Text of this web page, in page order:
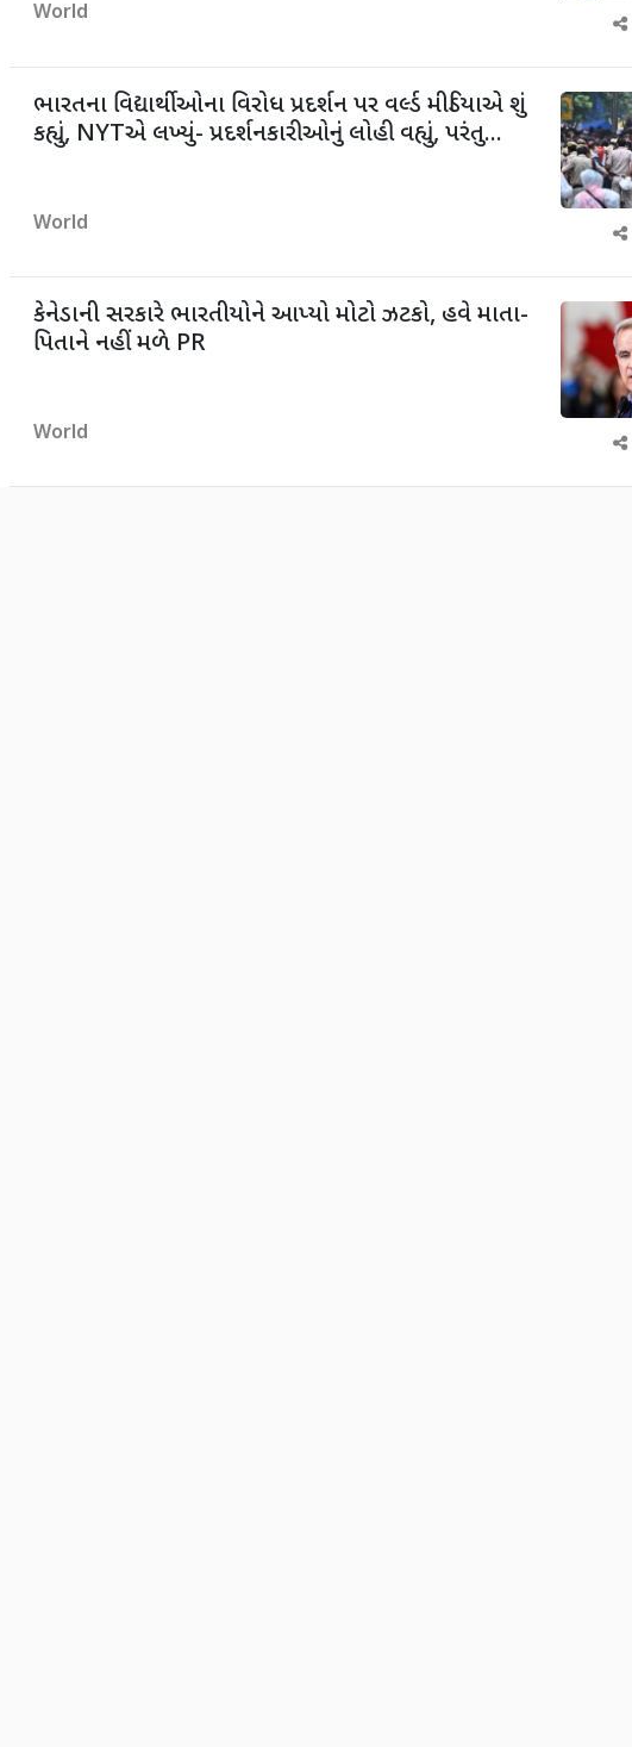
World
ભારતના વિદ્યાર્થીઓના વિરોધ પ્રદર્શન પર વર્લ્ડ મીડિયાએ શું
કહ્યું, NYTએ લખ્યું- પ્રદર્શનકારીઓનું લોહી વહ્યું, પરંતુ...
World
કેનેડાની સરકારે ભારતીયોને આપ્યો મોટો ઝટકો, હવે માતા-
પિતાને નહીં મળે PR
World